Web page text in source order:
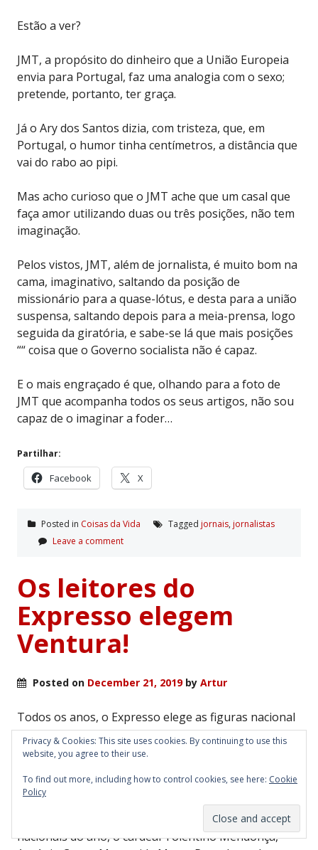
Estão a ver?
JMT, a propósito do dinheiro que a União Europeia
envia para Portugal, faz uma analogia com o sexo;
pretende, portanto, ter graça.
Já o Ary dos Santos dizia, com tristeza, que, em
Portugal, o humor tinha centímetros, a distância que
vai do rabo ao pipi.
Mas acho curioso que o JMT ache que um casal que
faça amor utilizando duas ou três posições, não tem
imaginação.
Pelos vistos, JMT, além de jornalista, é muito bom na
cama, imaginativo, saltando da posição de
missionário para a quase-lótus, e desta para a união
suspensa, saltando depois para a meia-prensa, logo
seguida da giratória, e sabe-se lá que mais posições
““ coisa que o Governo socialista não é capaz.
E o mais engraçado é que, olhando para a foto de
JMT que acompanha todos os seus artigos, não sou
capaz de o imaginar a foder…
Partilhar:
Facebook X
Posted in Coisas da Vida Tagged jornais, jornalistas
Leave a comment
Os leitores do
Expresso elegem
Ventura!
Posted on December 21, 2019by Artur
Todos os anos, o Expresso elege as figuras nacional
e internacional do ano.
procede-se í votação.
Este ano, escolheram para candidatos a figuras
nacionais do ano, o cardeal Tolentino Mendonça,
Privacy & Cookies: This site uses cookies. By continuing to use this
website, you agree to their use.
To find out more, including how to control cookies, see here: Cookie
Policy